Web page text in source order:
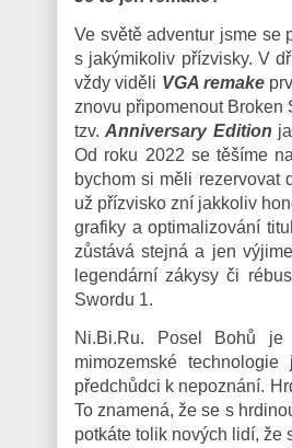
Ve světě adventur jsme se
s jakýmikoliv přízvisky. V
vždy viděli VGA remake
znovu připomenout Broken
tzv.Anniversary Edition
Od roku 2022 se těšíme na
bychom si měli rezervovat
už přízvisko zní jakkoliv
grafiky a optimalizování
zůstává stejná a jen
legendární zákysy či
Swordu 1.
Ni.Bi.Ru. Posel Bohů
mimozemské
předchůdci k nepoznání.
To znamená, že se s
potkáte tolik nových lidí, že